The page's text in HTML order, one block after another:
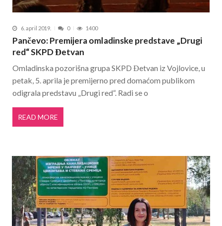
6. april 2019. 0 1400
Pančevo: Premijera omladinske predstave „Drugi
red“ SKPD Đetvan
Omladinska pozorišna grupa SKPD Đetvan iz Vojlovice, u
petak, 5. aprila je premijerno pred domaćom publikom
odigrala predstavu „Drugi red“. Radi se o
READ MORE